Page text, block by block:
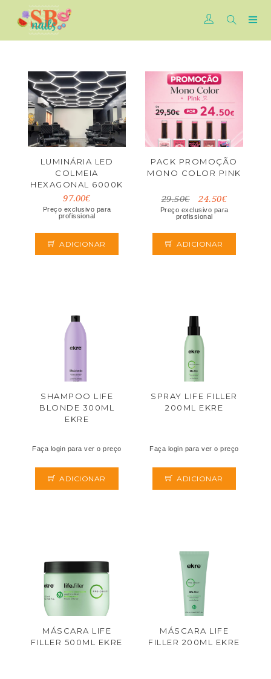
LUMINÁRIA LED
COLMEIA
HEXAGONAL 6000K
SB BARBER
97.00€
Preço exclusivo para
profissional
ADICIONAR
PACK PROMOÇÃO
MONO COLOR PINK
29.50€ 24.50€
Preço exclusivo para
profissional
ADICIONAR
SHAMPOO LIFE
BLONDE 300ML
EKRE
Faça login para ver o preço
ADICIONAR
SPRAY LIFE FILLER
200ML EKRE
Faça login para ver o preço
ADICIONAR
MÁSCARA LIFE
FILLER 500ML EKRE
MÁSCARA LIFE
FILLER 200ML EKRE